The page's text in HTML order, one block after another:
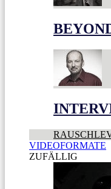
VIDEOFORMATE
ZUFÄLLIG